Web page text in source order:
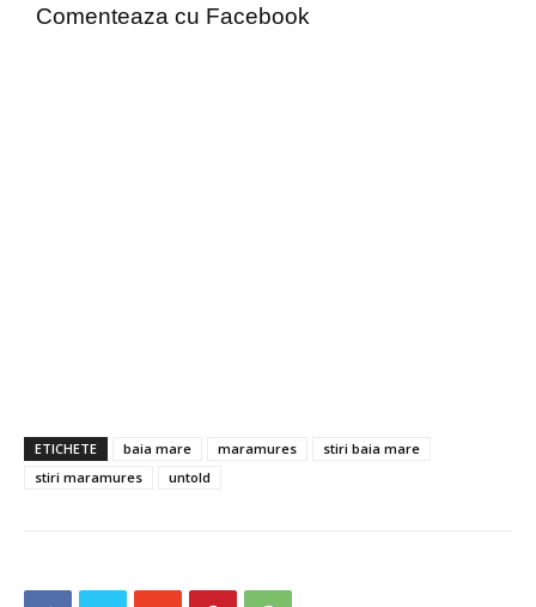
Comenteaza cu Facebook
ETICHETE baia mare maramures
stiri baia mare
stiri maramures
untold